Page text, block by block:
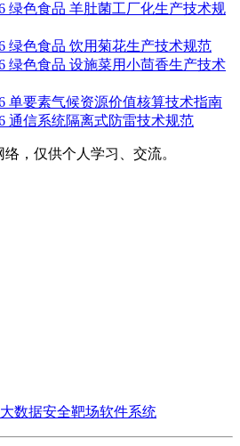
绿色食品 羊肚菌工厂化生产技术规
绿色食品 饮用菊花生产技术规范
绿色食品 设施菜用小茴香生产技术
单要素气候资源价值核算技术指南
通信系统隔离式防雷技术规范
，仅供个人学习、交流。
数据安全靶场软件系统